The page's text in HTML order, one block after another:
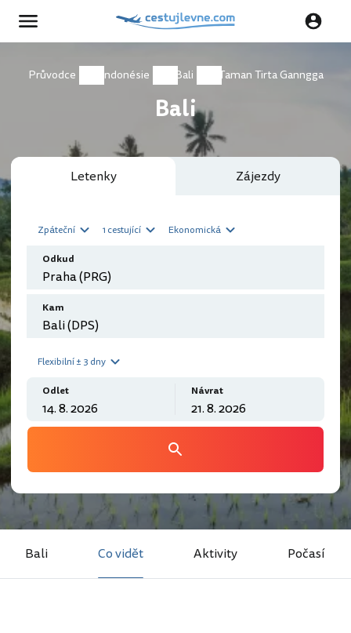
Průvodce Indonésie Bali Taman Tirta Ganngga
Bali
Letenky Zájezdy
Zpáteční 1 cestující Ekonomická
Odkud
Kam
Flexibilní ± 3 dny
Odlet Návrat
Bali Co vidět Aktivity Počasí